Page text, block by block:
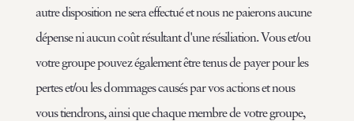
autre disposition ne sera effectué et nous ne paierons aucune
dépense ni aucun coût résultant d'une résiliation. Vous et/ou
votre groupe pouvez également être tenus de payer pour les
pertes et/ou les dommages causés par vos actions et nous
vous tiendrons, ainsi que chaque membre de votre groupe,